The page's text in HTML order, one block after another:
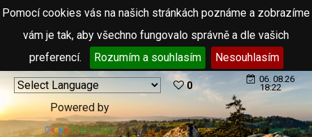
Pomocí cookies vás na našich stránkách poznáme a zobrazíme
vám je tak, aby všechno fungovalo správně a dle vašich
preferencí.
Rozumím a souhlasím Nesouhlasím
Powered by
Translate
0
06. 08.26
18:22